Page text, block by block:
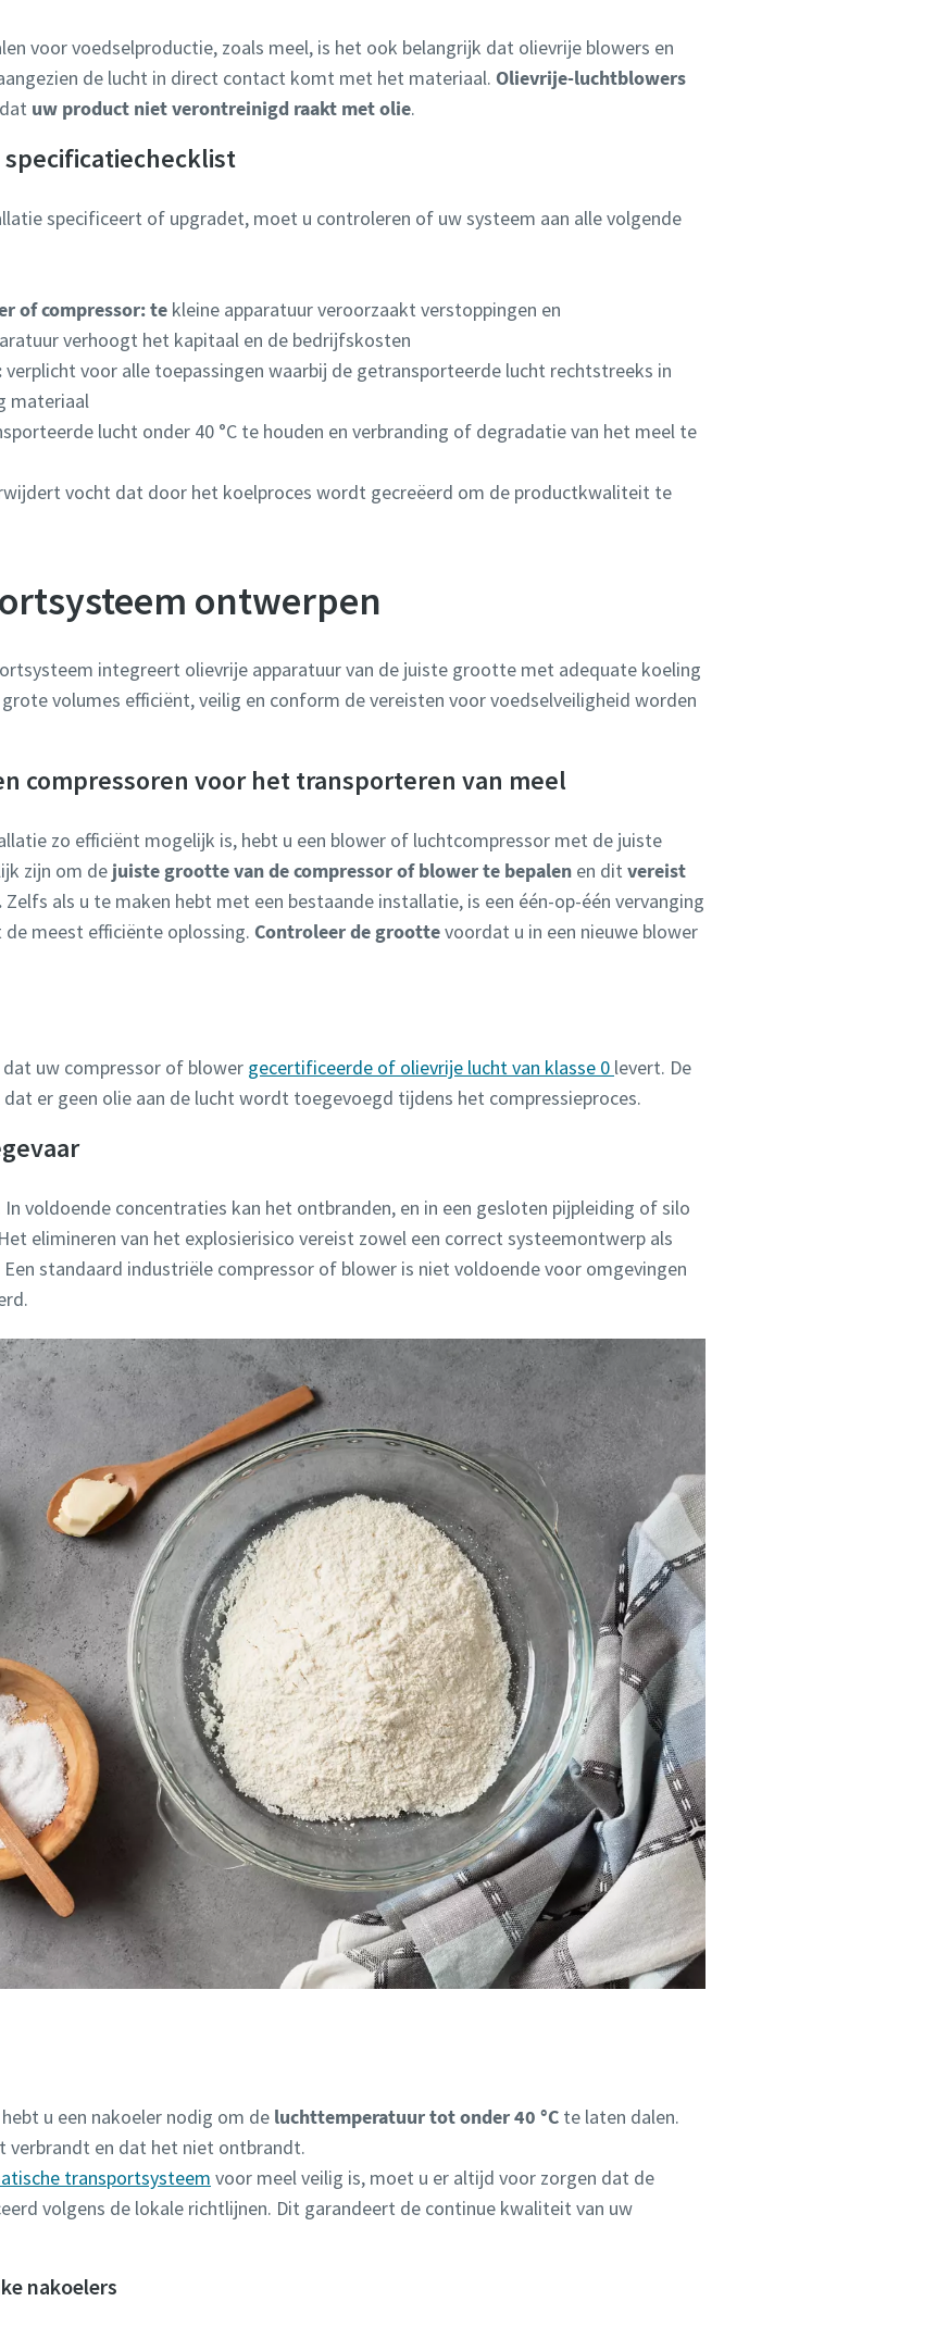
voor voedselproductie, zoals meel, is het ook belangrijk dat olievrije blowers en
de lucht in direct contact komt met het materiaal. Olievrije-luchtblowers
uw product niet verontreinigd raakt met olie.
specificeert of upgradet, moet u controleren of uw systeem aan alle volgende
of compressor: tekleine apparatuur veroorzaakt verstoppingen en
verhoogt het kapitaal en de bedrijfskosten
verplicht voor alle toepassingen waarbij de getransporteerde lucht rechtstreeks in
materiaal
lucht onder 40 °C te houden en verbranding of degradatie van het meel te
vocht dat door het koelproces wordt gecreëerd om de productkwaliteit te
ontwerpen
integreert olievrije apparatuur van de juiste grootte met adequate koeling
volumes efficiënt, veilig en conform de vereisten voor voedselveiligheid worden
compressoren voor het transporteren van meel
zo efficiënt mogelijk is, hebt u een blower of luchtcompressor met de juiste
zijn om de juiste grootte van de compressor of blower te bepalen en dit vereist
Zelfs als u te maken hebt met een bestaande installatie, is een één-op-één vervanging
meest efficiënte oplossing. Controleer de groottevoordat u in een nieuwe blower
uw compressor of blower gecertificeerde of olievrije lucht van klasse 0 levert. De
er geen olie aan de lucht wordt toegevoegd tijdens het compressieproces.
voldoende concentraties kan het ontbranden, en in een gesloten pijpleiding of silo
elimineren van het explosierisico vereist zowel een correct systeemontwerp als
standaard industriële compressor of blower is niet voldoende voor omgevingen
u een nakoeler nodig om de luchttemperatuur tot onder 40 °C te laten dalen.
verbrandt en dat het niet ontbrandt.
transportsysteem voor meel veilig is, moet u er altijd voor zorgen dat de
volgens de lokale richtlijnen. Dit garandeert de continue kwaliteit van uw
nakoelers